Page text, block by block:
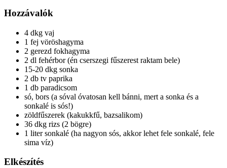
Hozzávalók
4 dkg vaj
1 fej vöröshagyma
2 gerezd fokhagyma
2 dl fehérbor (én cserszegi fűszerest raktam bele)
15-20 dkg sonka
2 db tv paprika
1 db paradicsom
só, bors (a sóval óvatosan kell bánni, mert a sonka és a
sonkalé is sós!)
zöldfűszerek (kakukkfű, bazsalikom)
36 dkg rizs (2 bögre)
1 liter sonkalé (ha nagyon sós, akkor lehet fele sonkalé, fele
sima víz)
Elkészítés